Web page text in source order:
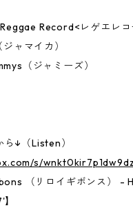
Record<レゲエレコ
ャマイカ）
（ジャミーズ）
ら↓（Listen）
s/
（リロイギボンス） -